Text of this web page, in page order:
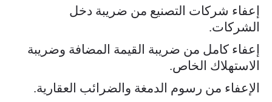
إعفاء شركات التصنيع من ضريبة دخل
الشركات.
إعفاء كامل من ضريبة القيمة المضافة وضريبة
الاستهلاك الخاص.
الإعفاء من رسوم الدمغة والضرائب العقارية.